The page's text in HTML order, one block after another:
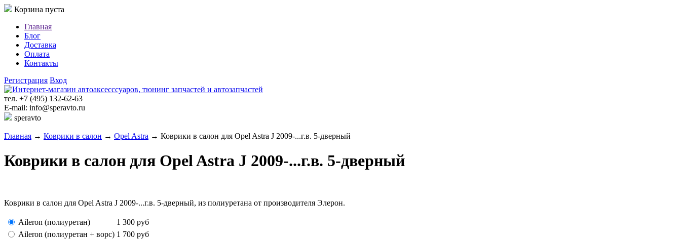
Корзина пуста
Главная
Блог
Доставка
Оплата
Контакты
Регистрация Вход
тел. +7 (495) 132-62-63
E-mail: info@speravto.ru
speravto
Главная → Коврики в салон → Opel Astra → Коврики в салон для Opel Astra J 2009-...г.в. 5-дверный
Коврики в салон для Opel Astra J 2009-...г.в. 5-дверный
Коврики в салон для Opel Astra J 2009-...г.в. 5-дверный, из полиуретана от производителя Элерон.
Aileron (полиуретан) 1 300 руб
Aileron (полиуретан + ворс) 1 700 руб